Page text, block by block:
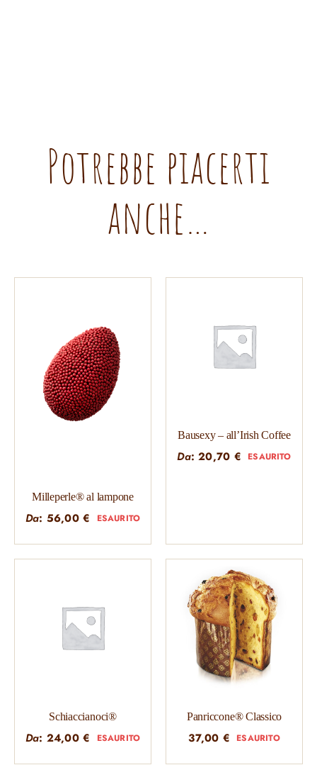
Potrebbe piacerti
anche…
Milleperle® al lampone
Da: 56,00€ ESAURITO
Bausexy – all’Irish Coffee
Da:20,70 € ESAURITO
Schiaccianoci®
Da: 24,00€ ESAURITO
Panriccone® Classico
37,00 € ESAURITO